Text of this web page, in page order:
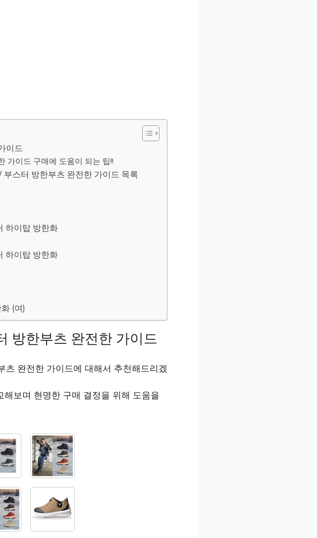
이드
가이드 구매에 도움이 되는 팁!!
스터 방한부츠 완전한 가이드 목록
하이탑 방한화
하이탑 방한화
(여)
방한부츠 완전한 가이드
완전한 가이드에 대해서 추천해드리겠
보며 현명한 구매 결정을 위해 도움을